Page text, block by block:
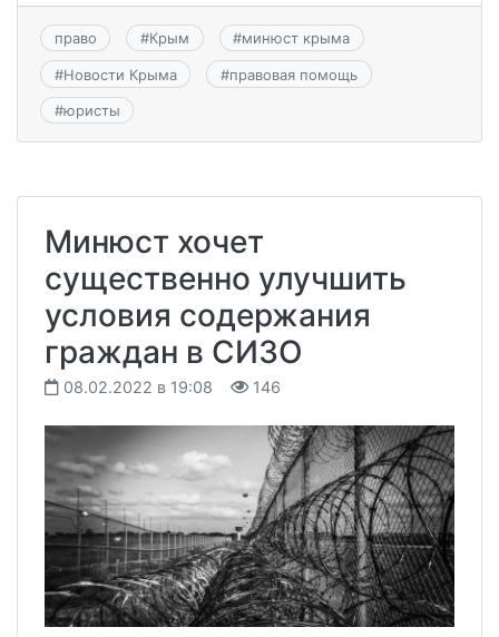
право #Крым #минюст крыма
#Новости Крыма #правовая помощь
#юристы
Минюст хочет
существенно улучшить
условия содержания
граждан в СИЗО
08.02.2022 в 19:08 146